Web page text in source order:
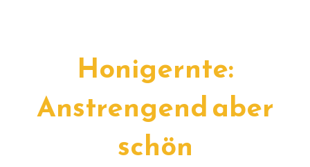
Honigernte:
Anstrengend aber
schön